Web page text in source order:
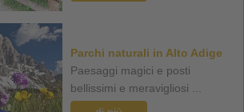
Parchi naturali in Alto Adige
Paesaggi magici e posti
bellissimi e meravigliosi ...